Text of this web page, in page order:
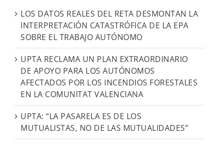
LOS DATOS REALES DEL RETA DESMONTAN LA
INTERPRETACIÓN CATASTRÓFICA DE LA EPA
SOBRE EL TRABAJO AUTÓNOMO
UPTA RECLAMA UN PLAN EXTRAORDINARIO
DE APOYO PARA LOS AUTÓNOMOS
AFECTADOS POR LOS INCENDIOS FORESTALES
EN LA COMUNITAT VALENCIANA
UPTA: “LA PASARELA ES DE LOS
MUTUALISTAS, NO DE LAS MUTUALIDADES”